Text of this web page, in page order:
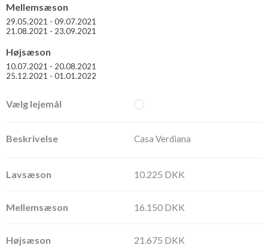
Mellemsæson
29.05.2021 - 09.07.2021
21.08.2021 - 23.09.2021
Højsæson
10.07.2021 - 20.08.2021
25.12.2021 - 01.01.2022
Casa Verdiana
10.225 DKK
16.150 DKK
21.675 DKK